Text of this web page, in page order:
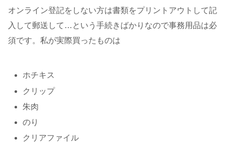
オンライン登記をしない方は書類をプリントアウトして記
入して郵送して…という手続きばかりなので事務用品は必
須です。私が実際買ったものは
ホチキス
クリップ
朱肉
のり
クリアファイル